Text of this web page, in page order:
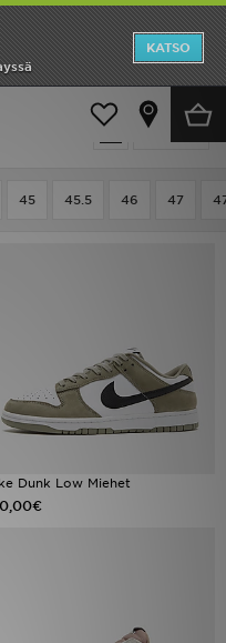
KATSO
Suodata
45 45.5 46 47
Dunk Low Miehet